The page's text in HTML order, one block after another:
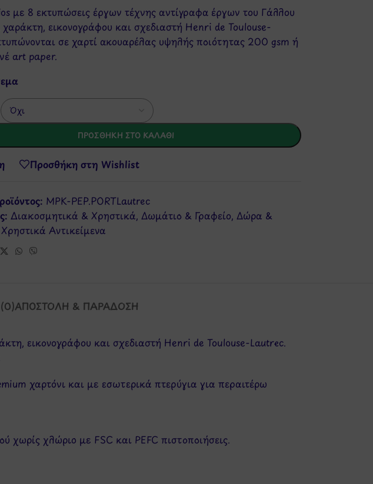
με 8 εκτυπώσεις έργων τέχνης αντίγραφα έργων του Γάλλου
εικονογράφου και σχεδιαστή Henri de Toulouse-
σε χαρτί ακουαρέλας υψηλής ποιότητας 200 gsm ή
art paper.
ΠΡΟΣΘΉΚΗ ΣΤΟ ΚΑΛΆΘΙ
Προσθήκη στη Wishlist
MPK-PEP.PORTLautrec
Διακοσμητικά & Χρηστικά, Δωμάτιο & Γραφείο, Δώρα &
Χρηστικά Αντικείμενα
ΑΠΟΣΤΟΛΉ & ΠΑΡΆΔΟΣΗ
εικονογράφου και σχεδιαστή Henri de Toulouse-Lautrec.
χαρτόνι και με εσωτερικά πτερύγια για περαιτέρω
χωρίς χλώριο με FSC και PEFC πιστοποιήσεις.